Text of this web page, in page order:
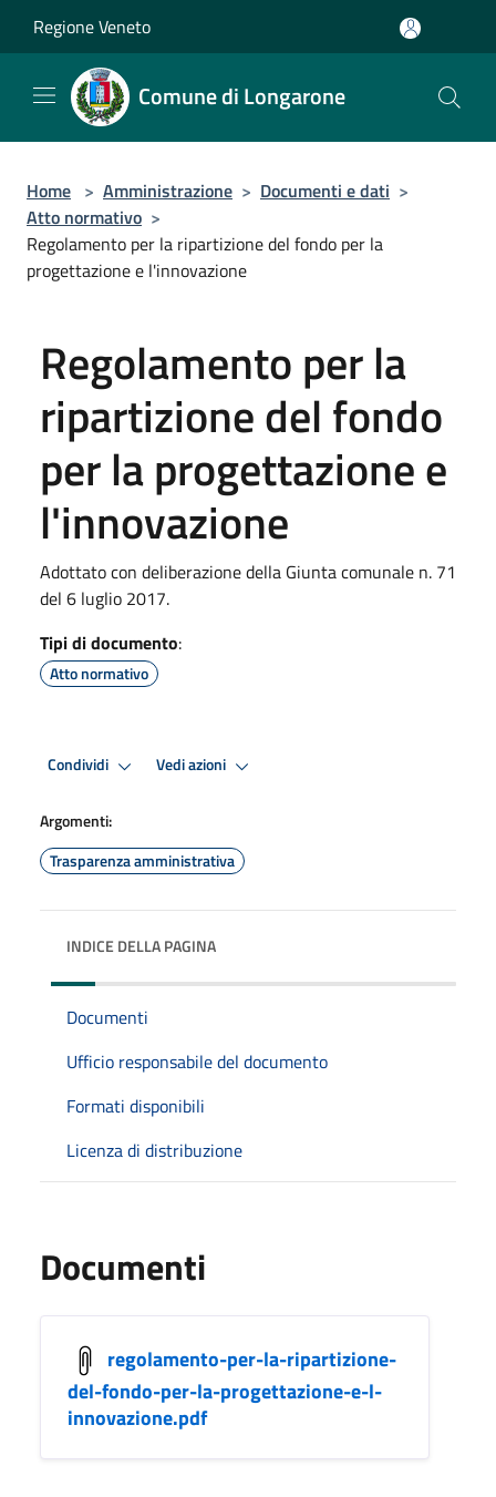
Regione Veneto
Comune di Longarone
Home > Amministrazione > Documenti e dati >
Atto normativo >
Regolamento per la ripartizione del fondo per la
progettazione e l'innovazione
Regolamento per la
ripartizione del fondo
per la progettazione e
l'innovazione
Adottato con deliberazione della Giunta comunale n. 71
del 6 luglio 2017.
Tipi di documento:
Atto normativo
Condividi Vedi azioni
Argomenti:
Trasparenza amministrativa
INDICE DELLA PAGINA
Documenti
Ufficio responsabile del documento
Formati disponibili
Licenza di distribuzione
Documenti
regolamento-per-la-ripartizione-
del-fondo-per-la-progettazione-e-l-
innovazione.pdf